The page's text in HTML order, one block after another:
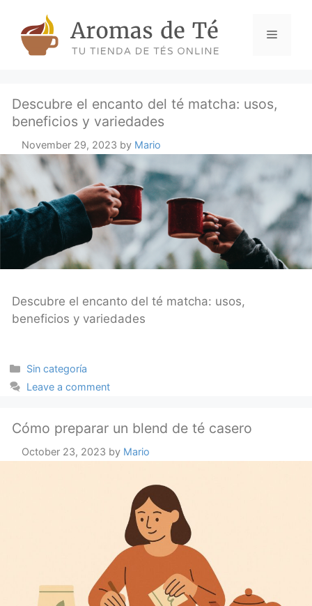
content
Menu
Descubre el encanto del té matcha: usos,
beneficios y variedades
November 29, 2023 by Mario
Descubre el encanto del té matcha: usos,
beneficios y variedades
Categories
Sin categoría
Leave a comment
Cómo preparar un blend de té casero
October 23, 2023 by Mario